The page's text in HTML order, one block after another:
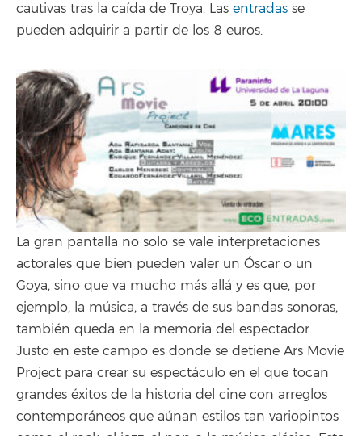
cautivas tras la caída de Troya. Las entradas se
pueden adquirir a partir de los 8 euros.
La gran pantalla no solo se vale interpretaciones
actorales que bien pueden valer un Óscar o un
Goya, sino que va mucho más allá y es que, por
ejemplo, la música, a través de sus bandas sonoras,
también queda en la memoria del espectador.
Justo en este campo es donde se detiene Ars Movie
Project para crear su espectáculo en el que tocan
grandes éxitos de la historia del cine con arreglos
contemporáneos que aúnan estilos tan variopintos